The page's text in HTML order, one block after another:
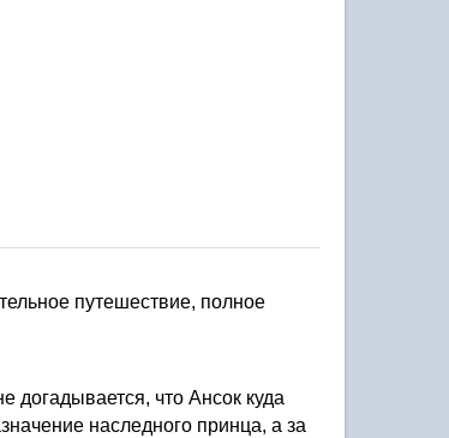
путешествие, полное
что Ансок куда
наследного принца, а за